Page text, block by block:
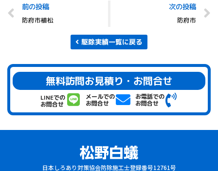
前の投稿
防府市植松
次の投稿
防府市
駆除実績一覧に戻る
無料訪問お見積り・お問合せ
LINEでの
お問合せ
メールでの
お問合せ
お電話での
お問合せ
日本しろあり対策協会防除施工士登録番号12761号